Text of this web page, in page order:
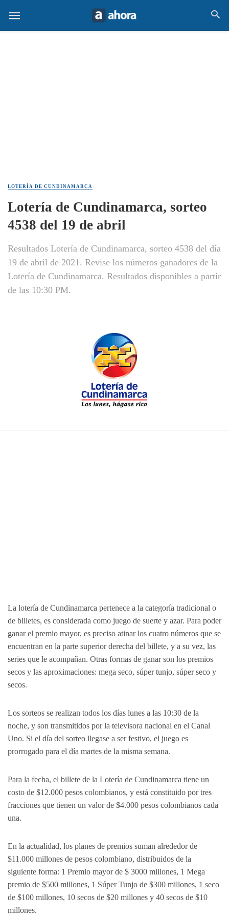
LOTERÍA DE CUNDINAMARCA
Lotería de Cundinamarca, sorteo
4538 del 19 de abril
Resultados Lotería de Cundinamarca, sorteo 4538 del día
19 de abril de 2021. Revise los números ganadores de la
Lotería de Cundinamarca. Resultados disponibles a partir
de las 10:30 PM.
La lotería de Cundinamarca pertenece a la categoría tradicional o
de billetes, es considerada como juego de suerte y azar. Para poder
ganar el premio mayor, es preciso atinar los cuatro números que se
encuentran en la parte superior derecha del billete, y a su vez, las
series que le acompañan. Otras formas de ganar son los premios
secos y las aproximaciones: mega seco, súper tunjo, súper seco y
secos.
Los sorteos se realizan todos los días lunes a las 10:30 de la
noche, y son transmitidos por la televisora nacional en el Canal
Uno. Si el día del sorteo llegase a ser festivo, el juego es
prorrogado para el día martes de la misma semana.
Para la fecha, el billete de la Lotería de Cundinamarca tiene un
costo de $12.000 pesos colombianos, y está constituido por tres
fracciones que tienen un valor de $4.000 pesos colombianos cada
una.
En la actualidad, los planes de premios suman alrededor de
$11.000 millones de pesos colombiano, distribuidos de la
siguiente forma: 1 Premio mayor de $ 3000 millones, 1 Mega
premio de $500 millones, 1 Súper Tunjo de $300 millones, 1 seco
de $100 millones, 10 secos de $20 millones y 40 secos de $10
millones.